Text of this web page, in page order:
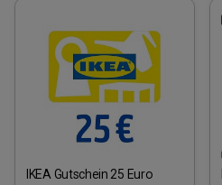
IKEA Gutschein 25 Euro